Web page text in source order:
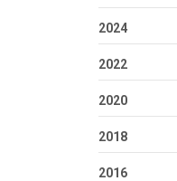
2024
2022
2020
2018
2016